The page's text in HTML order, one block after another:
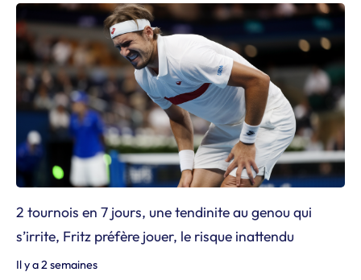
2 tournois en 7 jours, une tendinite au genou qui
s’irrite, Fritz préfère jouer, le risque inattendu
Il y a 2 semaines